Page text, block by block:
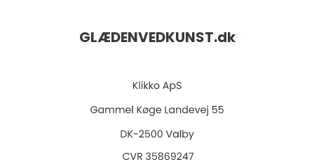
GLÆDENVEDKUNST.dk